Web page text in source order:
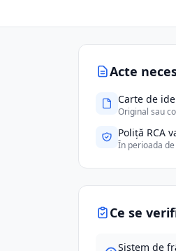
Acte
Carte de
Original sau
Poliță RCA
În perioada
Ce se
Sistem de